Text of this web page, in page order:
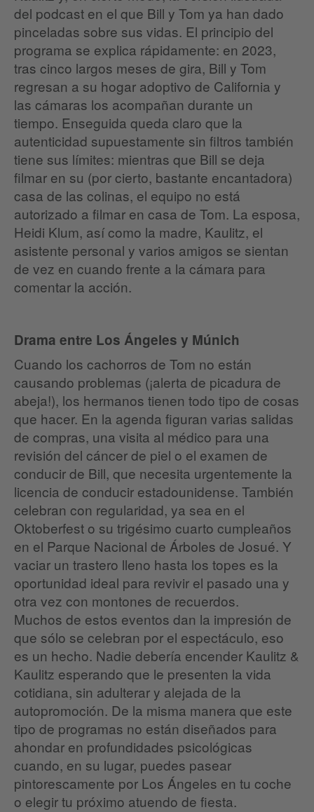
del podcast en el que Bill y Tom ya han dado
pinceladas sobre sus vidas. El principio del
programa se explica rápidamente: en 2023,
tras cinco largos meses de gira, Bill y Tom
regresan a su hogar adoptivo de California y
las cámaras los acompañan durante un
tiempo. Enseguida queda claro que la
autenticidad supuestamente sin filtros también
tiene sus límites: mientras que Bill se deja
filmar en su (por cierto, bastante encantadora)
casa de las colinas, el equipo no está
autorizado a filmar en casa de Tom. La esposa,
Heidi Klum, así como la madre, Kaulitz, el
asistente personal y varios amigos se sientan
de vez en cuando frente a la cámara para
comentar la acción.
Drama entre Los Ángeles y Múnich
Cuando los cachorros de Tom no están
causando problemas (¡alerta de picadura de
abeja!), los hermanos tienen todo tipo de cosas
que hacer. En la agenda figuran varias salidas
de compras, una visita al médico para una
revisión del cáncer de piel o el examen de
conducir de Bill, que necesita urgentemente la
licencia de conducir estadounidense. También
celebran con regularidad, ya sea en el
Oktoberfest o su trigésimo cuarto cumpleaños
en el Parque Nacional de Árboles de Josué. Y
vaciar un trastero lleno hasta los topes es la
oportunidad ideal para revivir el pasado una y
otra vez con montones de recuerdos.
Muchos de estos eventos dan la impresión de
que sólo se celebran por el espectáculo, eso
es un hecho. Nadie debería encender Kaulitz &
Kaulitz esperando que le presenten la vida
cotidiana, sin adulterar y alejada de la
autopromoción. De la misma manera que este
tipo de programas no están diseñados para
ahondar en profundidades psicológicas
cuando, en su lugar, puedes pasear
pintorescamente por Los Ángeles en tu coche
o elegir tu próximo atuendo de fiesta.